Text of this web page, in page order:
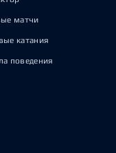
матчи
катания
поведения